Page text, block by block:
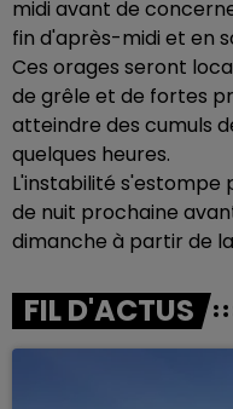
midi avant de
fin d'après-midi et en
Ces orages seront
de grêle et de fortes
atteindre des cumuls
quelques heures.
L'instabilité s'estompe
de nuit prochaine
dimanche à partir de
FIL D'ACTUS